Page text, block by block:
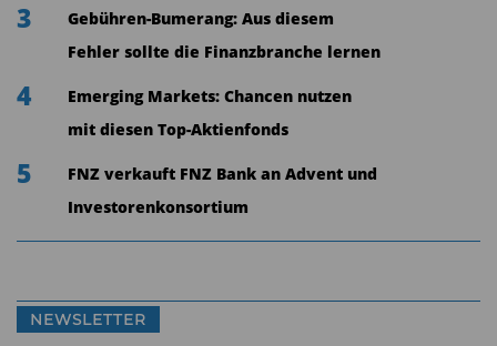
deren Geschäftsfelder sich im Rahmen
aussichtsreicher Mega-Trends bewegen.
„Bereiche, die wir spannend finden, sind unter
anderem die Themen Grüne Revolution, Neue
Technologien und Demografie. Wir suchen hier
Firmen, die von einem dieser Basistrends
Expansion oder wachsende Produktzyklen“, so
Hermann.
3
Gebühren-Bumerang: Aus diesem
Fehler sollte die Finanzbranche lernen
4
Emerging Markets: Chancen nutzen
mit diesen Top-Aktienfonds
5
FNZ verkauft FNZ Bank an Advent und
Investorenkonsortium
NEWSLETTER